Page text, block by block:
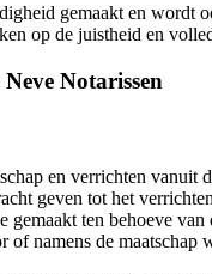
gemaakt en wordt
op de juistheid en
Notarissen
en verrichten
geven tot het
gemaakt ten behoeve
of namens de